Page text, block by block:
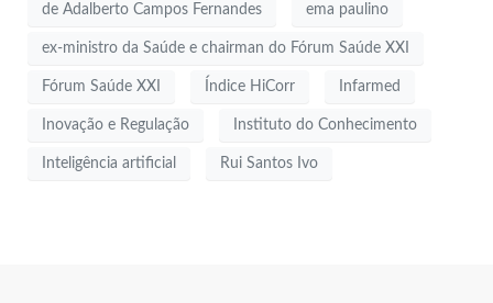
de Adalberto Campos Fernandes ema paulino
ex-ministro da Saúde e chairman do Fórum Saúde XXI
Fórum Saúde XXI Índice HiCorr Infarmed
Inovação e Regulação Instituto do Conhecimento
Inteligência artificial Rui Santos Ivo